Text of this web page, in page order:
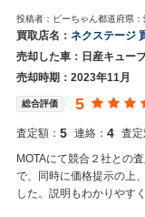
投稿者：ピーちゃん都道府県：
買取店名： ネクステージ
売却した車：日産キュー
売却時期：2023年11月
総合評価 5
査定額： 5 連絡： 4 査定
MOTAにて競合２社との
で、同時に価格提示の上
した。説明もわかりやす
の期間もフォローのメー